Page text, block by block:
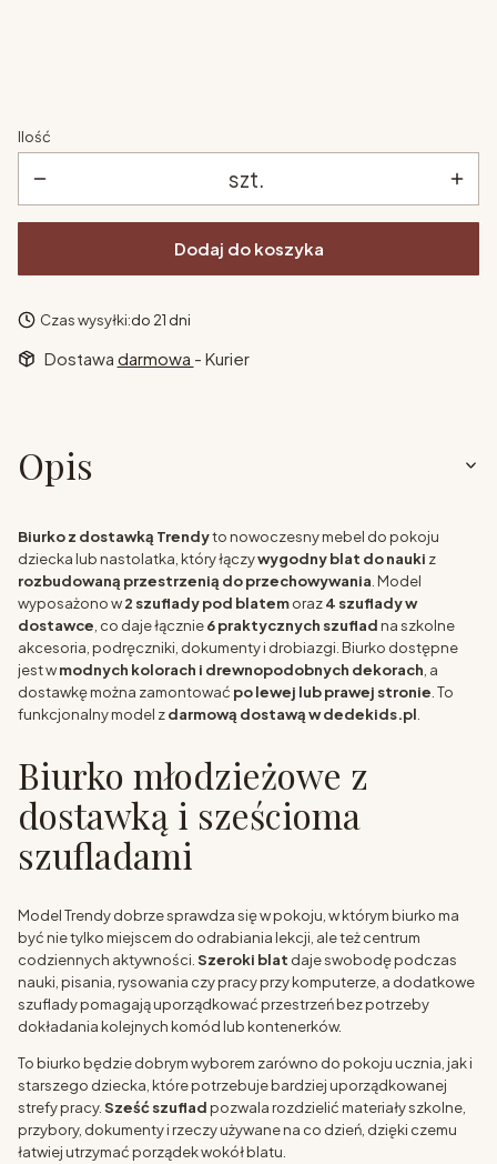
Ilość
szt.
Dodaj do koszyka
Czas wysyłki:do 21 dni
Dostawa darmowa - Kurier
Opis
Biurko z dostawką Trendyto nowoczesny mebel do pokoju
dziecka lub nastolatka, który łączywygodny blat do nauki z
rozbudowaną przestrzenią do przechowywania . Model
wyposażono w2 szuflady pod blatemoraz4 szuflady w
dostawce , co daje łącznie6 praktycznych szuflad na szkolne
akcesoria, podręczniki, dokumenty i drobiazgi. Biurko dostępne
jest wmodnych kolorach i drewnopodobnych dekorach , a
dostawkę można zamontować po lewej lub prawej stronie . To
funkcjonalny model zdarmową dostawą w dedekids.pl
Biurko młodzieżowe z
dostawką i sześcioma
szufladami
Model Trendy dobrze sprawdza się w pokoju, w którym biurko ma
być nie tylko miejscem do odrabiania lekcji, ale też centrum
codziennych aktywności.Szeroki blat daje swobodę podczas
nauki, pisania, rysowania czy pracy przy komputerze, a dodatkowe
szuflady pomagają uporządkować przestrzeń bez potrzeby
dokładania kolejnych komód lub kontenerków.
To biurko będzie dobrym wyborem zarówno do pokoju ucznia, jak i
starszego dziecka, które potrzebuje bardziej uporządkowanej
strefy pracy.Sześć szuflad pozwala rozdzielić materiały szkolne,
przybory, dokumenty i rzeczy używane na co dzień, dzięki czemu
łatwiej utrzymać porządek wokół blatu.